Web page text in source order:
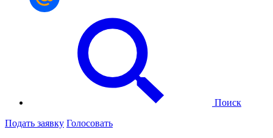
Поиск
Подать заявку Голосовать